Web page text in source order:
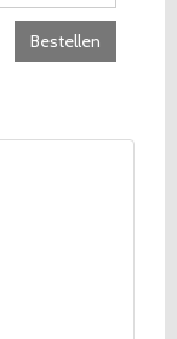
Bestellen